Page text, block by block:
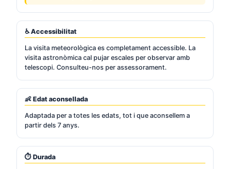
♿ Accessibilitat
La visita meteorològica es completament accessible. La
visita astronòmica cal pujar escales per observar amb
telescopi. Consulteu-nos per assessorament.
👶 Edat aconsellada
Adaptada per a totes les edats, tot i que aconsellem a
partir dels 7 anys.
⏱️ Durada